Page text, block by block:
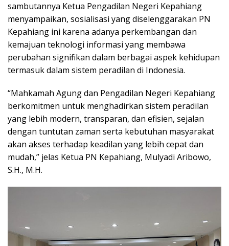
sambutannya Ketua Pengadilan Negeri Kepahiang
menyampaikan, sosialisasi yang diselenggarakan PN
Kepahiang ini karena adanya perkembangan dan
kemajuan teknologi informasi yang membawa
perubahan signifikan dalam berbagai aspek kehidupan
termasuk dalam sistem peradilan di Indonesia.
“Mahkamah Agung dan Pengadilan Negeri Kepahiang
berkomitmen untuk menghadirkan sistem peradilan
yang lebih modern, transparan, dan efisien, sejalan
dengan tuntutan zaman serta kebutuhan masyarakat
akan akses terhadap keadilan yang lebih cepat dan
mudah,” jelas Ketua PN Kepahiang, Mulyadi Aribowo,
S.H., M.H.